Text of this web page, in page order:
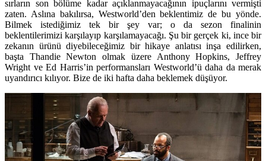
sırların son bölüme kadar açıklanmayacağının ipuçlarını vermişti
zaten. Aslına bakılırsa, Westworld’den beklentimiz de bu yönde.
Bilmek istediğimiz tek bir şey var; o da sezon finalinin
beklentilerimizi karşılayıp karşılamayacağı. Şu bir gerçek ki, ince bir
zekanın ürünü diyebileceğimiz bir hikaye anlatısı inşa edilirken,
başta Thandie Newton olmak üzere Anthony Hopkins, Jeffrey
Wright ve Ed Harris’in performansları Westworld’ü daha da merak
uyandırıcı kılıyor. Bize de iki hafta daha beklemek düşüyor.